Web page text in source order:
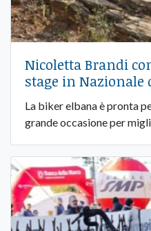
Nicoletta Brandi
stage in Nazionale
La biker elbana è pronta
grande occasione per